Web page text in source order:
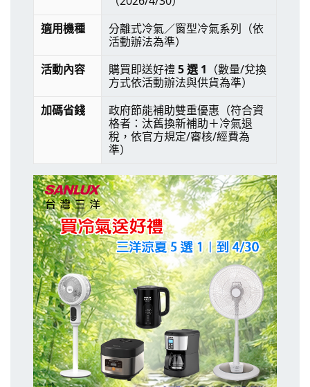
適用機種
分離式冷氣／窗型冷氣系列（依
活動辦法為準）
活動內容
購買即送好禮5 選 1 （數量/兌換
方式依活動辦法與供貨為準）
加碼省錢
政府節能補助雙重優惠（符合資
格者：汰舊換新補助＋冷氣退
稅，依官方規定/審核/經費為
準）